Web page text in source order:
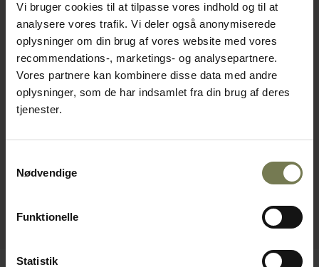
Vi bruger cookies til at tilpasse vores indhold og til at
analysere vores trafik. Vi deler også anonymiserede
oplysninger om din brug af vores website med vores
recommendations-, marketings- og analysepartnere.
Vores partnere kan kombinere disse data med andre
oplysninger, som de har indsamlet fra din brug af deres
tjenester.
Nødvendige
Funktionelle
Statistik